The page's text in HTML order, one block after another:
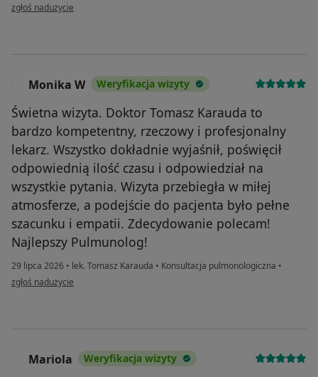
w opinii użytkownika Iwona
zgłoś nadużycie
Monika W Weryfikacja wizyty
Świetna wizyta. Doktor Tomasz Karauda to
bardzo kompetentny, rzeczowy i profesjonalny
lekarz. Wszystko dokładnie wyjaśnił, poświęcił
odpowiednią ilość czasu i odpowiedział na
wszystkie pytania. Wizyta przebiegła w miłej
atmosferze, a podejście do pacjenta było pełne
szacunku i empatii. Zdecydowanie polecam!
Najlepszy Pulmunolog!
29 lipca 2026 • lek. Tomasz Karauda • Konsultacja pulmonologiczna •
w opinii użytkownika Monika W
zgłoś nadużycie
Mariola Weryfikacja wizyty